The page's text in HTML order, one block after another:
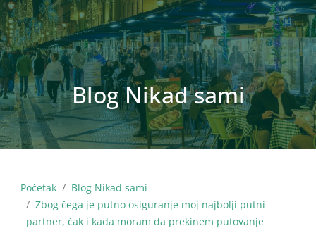
Blog Nikad sami
Početak
Blog Nikad sami
Zbog čega je putno osiguranje moj najbolji putni
partner, čak i kada moram da prekinem putovanje